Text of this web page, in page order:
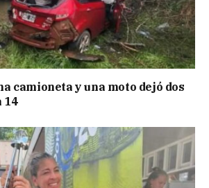
camioneta y una moto dejó dos
14